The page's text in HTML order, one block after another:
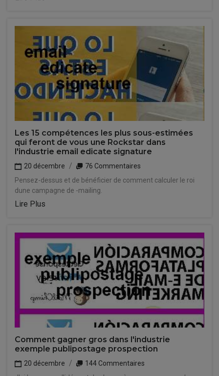
Les 15 compétences les plus sous-estimées
qui feront de vous une Rockstar dans
l'industrie email edicate signature
20 décembre
76 Commentaires
Pensez-dessus et de bénéficier de comment calculer le roi
dune campagne de -mailing.
Lire Plus
Comment gagner gros dans l'industrie
exemple publipostage prospection
20 décembre
144 Commentaires